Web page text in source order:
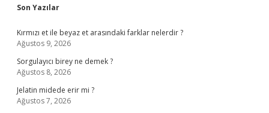
Sidebar
Son Yazılar
Kırmızı et ile beyaz et arasındaki farklar nelerdir ?
Ağustos 9, 2026
Sorgulayıcı birey ne demek ?
Ağustos 8, 2026
Jelatin midede erir mi ?
Ağustos 7, 2026